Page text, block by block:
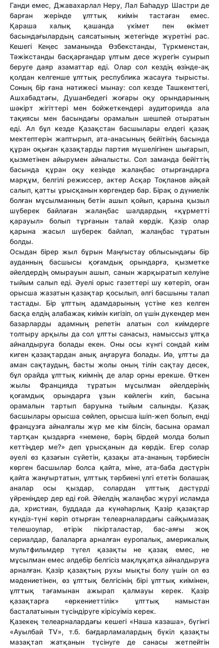
Ганди емес, Джавахарлал Неру, Лал Баһадур Шастри де
барған жерінде ұлттық киімін тастаған емес.
Қараша халық қашанда үкімет пен өкімет
басындағылардың саясатының жетегінде жүретіні рас.
Кешегі Кеңес заманында Өзбекстанды, Түркменстан,
Тәжікстанды басқарғандар ұлтым десе жүрегін суырып
беруге даяр азаматтар еді. Олар сол кездің өзінде-ақ
қолдан келгенше ұлттық республика жасауға тырысты.
Соның бір ғана нәтижесі мынау: сол кезде Ташкенттегі,
Ашхабадтағы, Душанбедегі жоғары оқу орындарының
шәкірт жігіттері мен бойжеткендері аудиторияда ала
тақиясы мен басындағы орамалын шешпей отыратын
еді. Ал бұл кезде Қазақстан басшылары елдегі қазақ
мектептерін жаптырып, ата-анасының бейітінің басында
құран оқыған қазақтарды партия мүшелігінен шығарып,
қызметінен айырумен айналысты. Сол заманда бейіттің
басында құран оқу кезінде жалаңбас отырғандарға
марқұм, белгілі режиссер, актер Асқар Тоқпанов айқай
салып, қатты ұрысқанын көргендер бар. Бірақ о дүниелік
болған мұсылманның бетін ашып қойып, қарына қызыл
шүберек байлаған жалаңбас шалдардың «құрметті
қарауыл» болып тұрғанын талай көрдік. Қазір олар
қарына жасыл шүберек байлап, жалаңбас тұратын
болды.
Осыдан бірер жыл бұрын Маңғыстау облысындағы бір
ауданның басшысы қоғамдық орындарға, қызметке
әйелдердің омырауын ашып, санын жарқыратып келуіне
тыйым салып еді. Әуелі орыс газеттері шу көтеріп, оған
орысша жазатын қазақтар қосылып, әлгі басшыны талап
тастады. Бір ұлттың адамдарының үстіне кез келген
басқа елдің алабажақ киімін кигізіп, ол үшін дүкендер мен
базарларды адамның репетін алатын сол киімдерге
толтыру арқылы да сол ұлтты санасыз, намыссыз ұлтқа
айналдыруға болады екен. Оны осы күнгі сондай киім
киген қазақтардан анық аңғаруға болады. Иә, ұлтты да
аман сақтаудың, басты жолы оның тілін сақтау десек,
бұл орайда ұлттық киімнің де алар орны ерекше. Өткен
жылы Францияда тұратын мұсылман әйелдерінің
қоғамдық орындарға ұзын көйлегін киіп, басына
орамалын тартып баруына тыйым салынды. Қазақ
басшылары орысша сөйлеп, орысша ішіп-жеп болып, енді
французға айналғалы жүр ме кім білсін, басына орамал
тартқан қыздарға «немене, бәрің бірдей молда болып
кеттіңдер ме?» деп ұрысқанын да көрдік. Егер солар
әуелі өз қазағын сүйетін, қазақы ата-ананың тәрбиесін
көрген басшылар болса қайта, міне, ата-баба дәстүрін
қайта жаңғыртатын, ұлттық тәрбиені үлгі ететін болашақ
аналар осы қыздар, солардан ұлттық дәстүрді
үйреніңдер дер еді ғой. Әйелдің жалаңбас жүруі исламда
да, христиан, буддада да күнәһарлық Қазір қазақтар
күндіз-түні көріп отырған телеарналардағы сайқымазақ
телешоулар, өтірік пікірталастар, бас-аяғы жоқ
сериалдар, балаларға арналған еуропалық, америкалық
мультфильмдер түгел қазақты не қазақ емес, не
мұсылман емес әлде­бір белгісіз мақлұқатқа айналдыруға
арналған. Қазір қазақтың рухы мықты болу үшін ол өз
мәдениетінен, өз ұлттық белгісінің бірі ұлттық киімінен,
ұлттық тағамынан ажырап қалмауы керек. Қазір
қазақтарға «өркениеттілік» ұлттық намыстан
басталатынын түсіндіруге кірісуіміз керек.
Қазекең телеарналардағы кешегі «Наша казаша», бүгінгі
«Ауылбай ТV», т.б. бағдарламалардың бүкіл қазақты
мазақтап жатқанын түсінуге де санасы жетпейтін